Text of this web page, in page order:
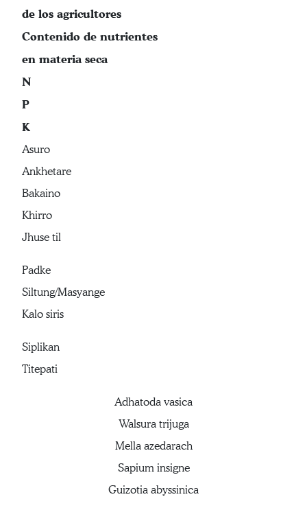
de los agricultores
Contenido de nutrientes
en materia seca
N
P
K
Asuro
Ankhetare
Bakaino
Khirro
Jhuse til
Padke
Siltung/Masyange
Kalo siris
Siplikan
Titepati
Adhatoda vasica
Walsura trijuga
Mella azedarach
Sapium insigne
Guizotia abyssinica